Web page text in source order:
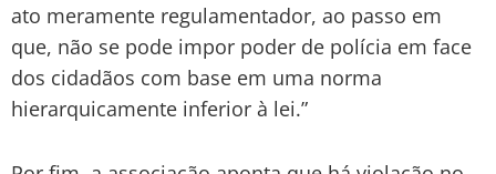
ato meramente regulamentador, ao passo em
que, não se pode impor poder de polícia em face
dos cidadãos com base em uma norma
hierarquicamente inferior à lei.”